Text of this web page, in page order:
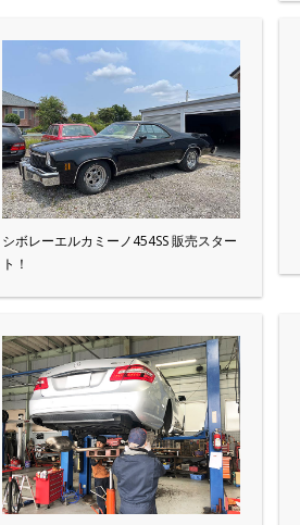
シボレーエルカミーノ454SS 販売スター
ト！